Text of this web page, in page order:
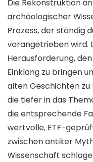
Die Rekonstruktion
archäologischer
Prozess, der ständig
vorangetrieben wird.
Herausforderung,
Einklang zu bringen
alten Geschichten
die tiefer in das
die entsprechende
wertvolle, ETF-
zwischen antiker
Wissenschaft